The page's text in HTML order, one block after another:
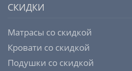
СКИДКИ
Матрасы со скидкой
Кровати со скидкой
Подушки со скидкой